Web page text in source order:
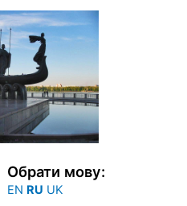
Обрати мову:
EN RU UK